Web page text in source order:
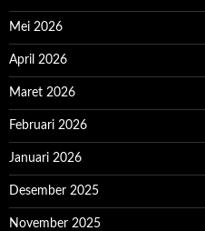
Mei 2026
April 2026
Maret 2026
Februari 2026
Januari 2026
Desember 2025
November 2025